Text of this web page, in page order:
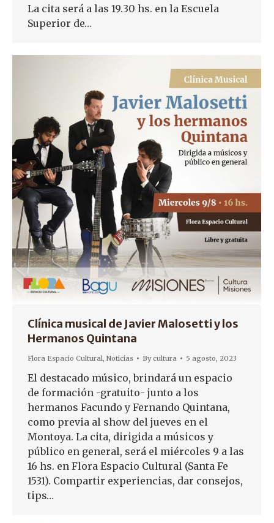
La cita será a las 19.30 hs. en la Escuela
Superior de…
Clínica musical de Javier Malosetti y los
Hermanos Quintana
Flora Espacio Cultural, Noticias Bycultura 5 agosto, 2023
El destacado músico, brindará un espacio
de formación -gratuito- junto a los
hermanos Facundo y Fernando Quintana,
como previa al show del jueves en el
Montoya. La cita, dirigida a músicos y
público en general, será el miércoles 9 a las
16 hs. en Flora Espacio Cultural (Santa Fe
1531). Compartir experiencias, dar consejos,
tips…